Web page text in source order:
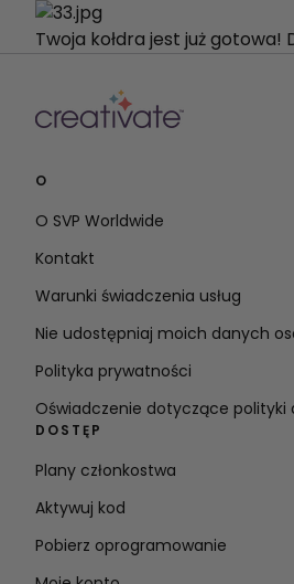
Twoja kołdra jest już
O
O SVP Worldwide
Kontakt
Warunki świadczenia usług
Nie udostępniaj moich danych
Polityka prywatności
Oświadczenie dotyczące polityki
DOSTĘP
Plany członkostwa
Aktywuj kod
Pobierz oprogramowanie